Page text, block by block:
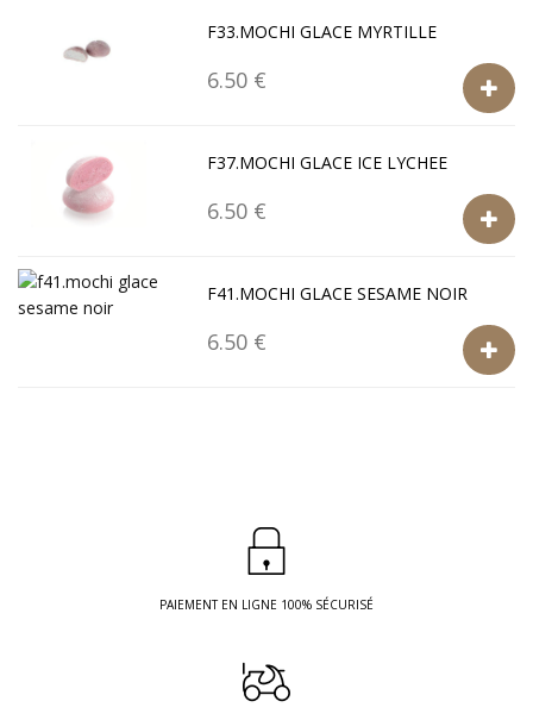
F33.MOCHI GLACE MYRTILLE
6.50 €
F37.MOCHI GLACE ICE LYCHEE
6.50 €
F41.MOCHI GLACE SESAME NOIR
6.50 €
PAIEMENT EN LIGNE 100% SÉCURISÉ